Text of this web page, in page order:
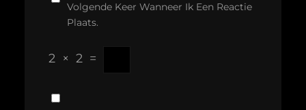
Volgende Keer Wanneer Ik Een Reactie
Plaats.
2 × 2 =